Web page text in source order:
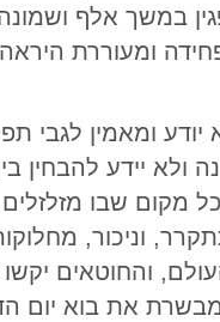
במשך אלף
ומעוררת
ומאמין לגבי
יידע להבחין
מקום שבו
מחלוקות
והחוטאים יקשו
את בוא יום